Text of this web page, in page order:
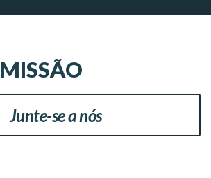
MISSÃO
Junte-se a nós